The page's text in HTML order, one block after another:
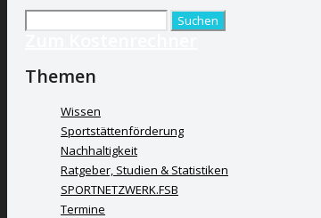
Themen
Wissen
Sportstättenförderung
Nachhaltigkeit
Ratgeber, Studien & Statistiken
SPORTNETZWERK.FSB
Termine